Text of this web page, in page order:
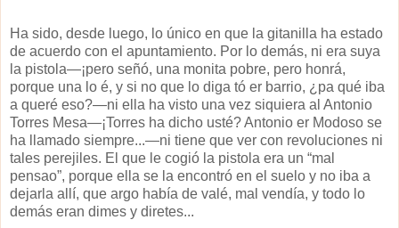
Ha sido, desde luego, lo único en que la gitanilla ha estado
de acuerdo con el apuntamiento. Por lo demás, ni era suya
la pistola—¡pero señó, una monita pobre, pero honrá,
porque una lo é, y si no que lo diga tó er barrio, ¿pa qué iba
a queré eso?—ni ella ha visto una vez siquiera al Antonio
Torres Mesa—¡Torres ha dicho usté? Antonio er Modoso se
ha llamado siempre...—ni tiene que ver con revoluciones ni
tales perejiles. El que le cogió la pistola era un “mal
pensao”, porque ella se la encontró en el suelo y no iba a
dejarla allí, que argo había de valé, mal vendía, y todo lo
demás eran dimes y diretes...